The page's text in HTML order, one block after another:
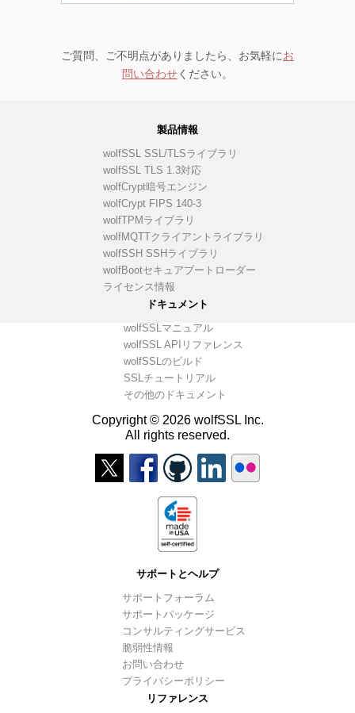
ご質問、ご不明点がありましたら、お気軽にお
問い合わせください。
製品情報
wolfSSL SSL/TLSライブラリ
wolfSSL TLS 1.3対応
wolfCrypt暗号エンジン
wolfCrypt FIPS 140-3
wolfTPMライブラリ
wolfMQTTクライアントライブラリ
wolfSSH SSHライブラリ
wolfBootセキュアブートローダー
ライセンス情報
ドキュメント
wolfSSLマニュアル
wolfSSL APIリファレンス
wolfSSLのビルド
SSLチュートリアル
その他のドキュメント
Copyright © 2026 wolfSSL Inc.
All rights reserved.
サポートとヘルプ
サポートフォーラム
サポートパッケージ
コンサルティングサービス
脆弱性情報
お問い合わせ
プライバシーポリシー
リファレンス